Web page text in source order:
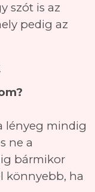
szót is az
pedig az
lényeg mindig
ne a
bármikor
könnyebb, ha